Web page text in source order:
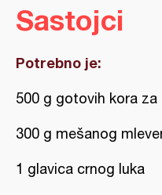
Sastojci
Potrebno je:
500 g gotovih kora
300 g mešanog
1 glavica crnog luka